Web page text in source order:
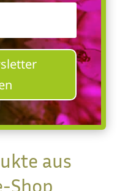
aus
Shop